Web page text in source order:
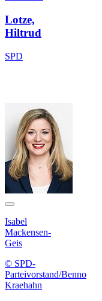
Lotze,
Hiltrud
SPD
Isabel
Mackensen-
Geis
© SPD-
Parteivorstand/Benno
Kraehahn